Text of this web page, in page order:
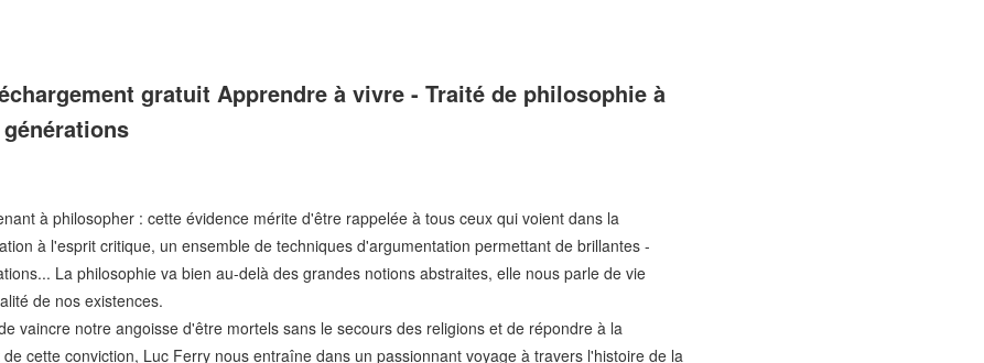
gratuit Apprendre à vivre - Traité de philosophie à
à philosopher : cette évidence mérite d'être rappelée à tous ceux qui voient dans la
à l'esprit critique, un ensemble de techniques d'argumentation permettant de brillantes -
La philosophie va bien au-delà des grandes notions abstraites, elle nous parle de vie
de nos existences.
vaincre notre angoisse d'être mortels sans le secours des religions et de répondre à la
cette conviction, Luc Ferry nous entraîne dans un passionnant voyage à travers l'histoire de la